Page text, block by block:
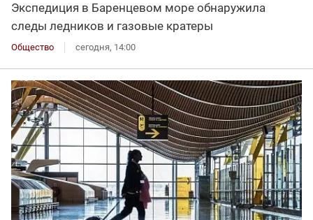
Экспедиция в Баренцевом море обнаружила
следы ледников и газовые кратеры
Общество сегодня, 14:00